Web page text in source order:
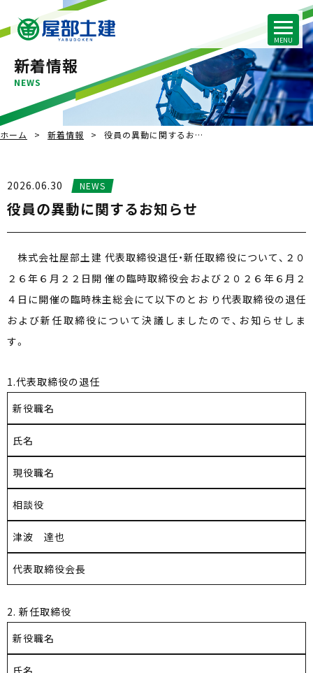
新着情報
NEWS
ホーム 新着情報 役員の異動に関するお…
2026.06.30 NEWS
役員の異動に関するお知らせ
株式会社屋部土建 代表取締役退任・新任取締役について、２０
２６年６月２２日開 催の臨時取締役会および２０２６年６月２
４日に開催の臨時株主総会にて以下のとお り代表取締役の退任
および新任取締役について決議しましたので、お知らせしま
す。
1.代表取締役の退任
新役職名
氏名
現役職名
相談役
津波 達也
代表取締役会長
2. 新任取締役
新役職名
氏名